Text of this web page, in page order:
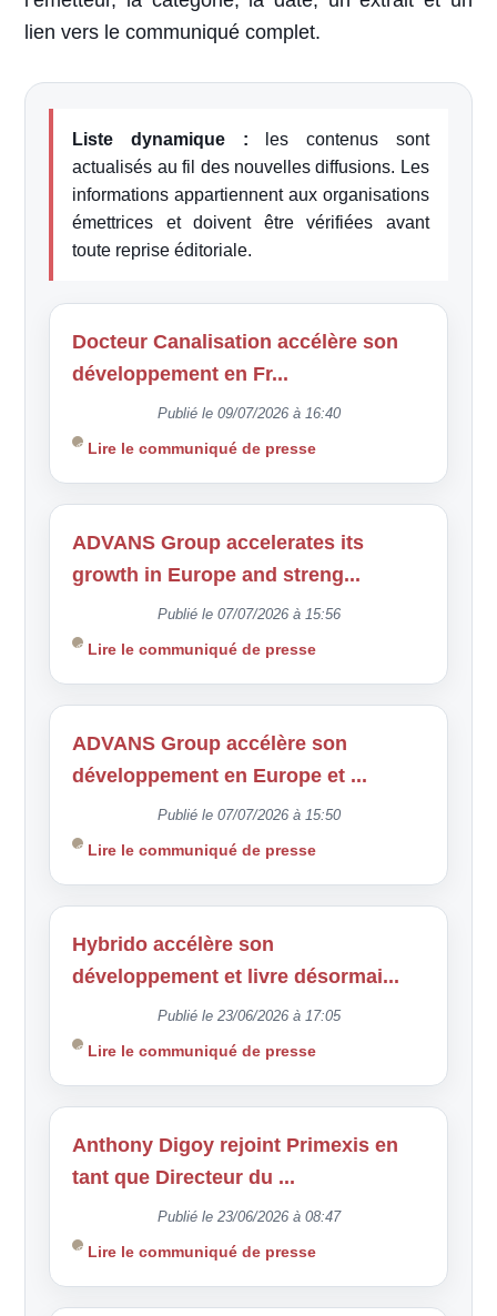
lien vers le communiqué complet.
Liste dynamique : les contenus sont
actualisés au fil des nouvelles diffusions. Les
informations appartiennent aux organisations
émettrices et doivent être vérifiées avant
toute reprise éditoriale.
Docteur Canalisation accélère son
développement en Fr...
Publié le 09/07/2026 à 16:40
Lire le communiqué de presse
ADVANS Group accelerates its
growth in Europe and streng...
Publié le 07/07/2026 à 15:56
Lire le communiqué de presse
ADVANS Group accélère son
développement en Europe et ...
Publié le 07/07/2026 à 15:50
Lire le communiqué de presse
Hybrido accélère son
développement et livre désormai...
Publié le 23/06/2026 à 17:05
Lire le communiqué de presse
Anthony Digoy rejoint Primexis en
tant que Directeur du ...
Publié le 23/06/2026 à 08:47
Lire le communiqué de presse